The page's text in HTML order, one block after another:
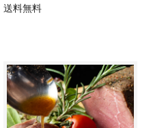
送料無料